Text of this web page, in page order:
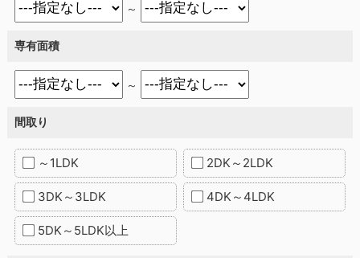
～
専有面積
～
間取り
～1LDK 2DK～2LDK
3DK～3LDK 4DK～4LDK
5DK～5LDK以上